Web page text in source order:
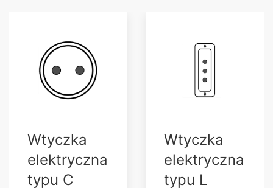
Wtyczka
elektryczna
typu C
Wtyczka
elektryczna
typu L